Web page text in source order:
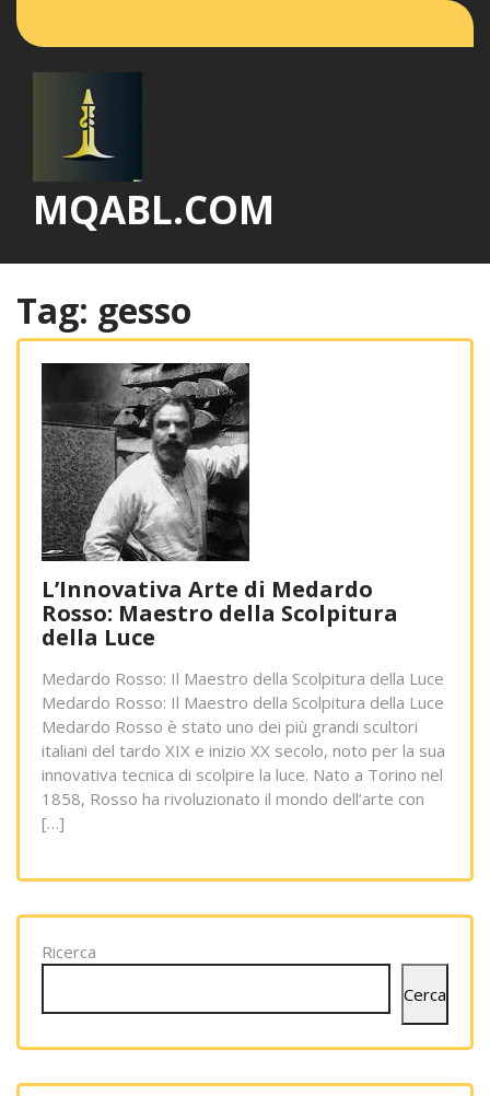
MQABL.COM
Tag: gesso
L’Innovativa Arte di Medardo
Rosso: Maestro della Scolpitura
della Luce
Medardo Rosso: Il Maestro della Scolpitura della Luce
Medardo Rosso: Il Maestro della Scolpitura della Luce
Medardo Rosso è stato uno dei più grandi scultori
italiani del tardo XIX e inizio XX secolo, noto per la sua
innovativa tecnica di scolpire la luce. Nato a Torino nel
1858, Rosso ha rivoluzionato il mondo dell’arte con
[…]
Ricerca
Cerca